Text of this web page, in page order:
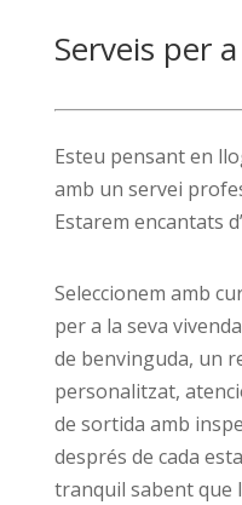
Serveis per
Esteu pensant en
amb un servei
Estarem encantats
Seleccionem amb
per a la seva
de benvinguda, un
personalitzat,
de sortida amb
després de cada
tranquil sabent que